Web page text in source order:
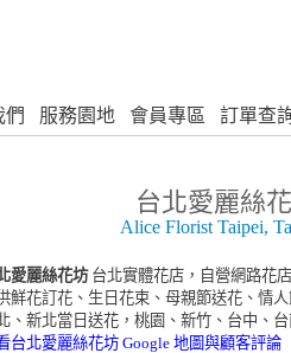
們 服務園地 會員專區 訂單查
台北愛麗絲
Alice Florist Taipei,
愛麗絲花坊 台北實體花店，自營網路花店
鮮花訂花、生日花束、母親節送花、情
、新北當日送花，桃園、新竹、台中、
台北愛麗絲花坊 Google 地圖與顧客評論